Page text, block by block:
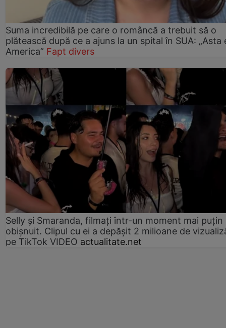
Suma incredibilă pe care o româncă a trebuit să o
plătească după ce a ajuns la un spital în SUA: „Asta
America” Fapt divers
Selly și Smaranda, filmați într-un moment mai puțin
obișnuit. Clipul cu ei a depășit 2 milioane de
pe TikTok VIDEO actualitate.net